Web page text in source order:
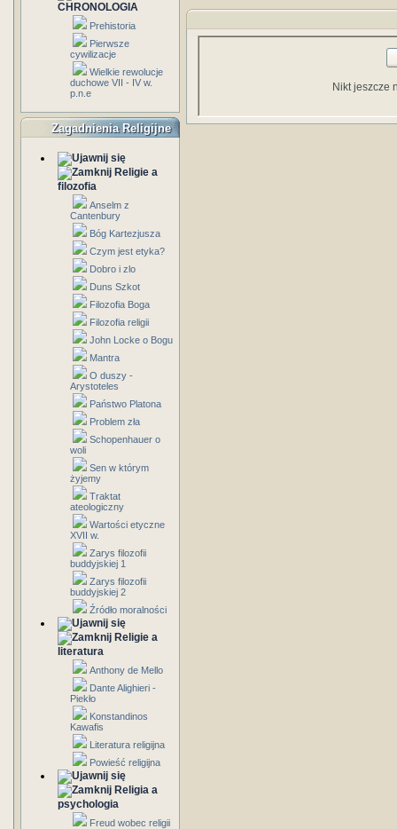
CHRONOLOGIA
Prehistoria
Pierwsze
cywilizacje
Wielkie rewolucje
duchowe VII - IV w.
p.n.e
Zagadnienia Religijne
Religie a
filozofia
Anselm z
Cantenbury
Bóg Kartezjusza
Czym jest etyka?
Dobro i zlo
Duns Szkot
Filozofia Boga
Filozofia religii
John Locke o Bogu
Mantra
O duszy -
Arystoteles
Państwo Platona
Problem zła
Schopenhauer o
woli
Sen w którym
żyjemy
Traktat
ateologiczny
Wartości etyczne
XVII w.
Zarys filozofii
buddyjskiej 1
Zarys filozofii
buddyjskiej 2
Źródło moralności
Religie a
literatura
Anthony de Mello
Dante Alighieri -
Piekło
Konstandinos
Kawafis
Literatura religijna
Powieść religijna
Religia a
psychologia
Freud wobec religii
Nikt jeszcze